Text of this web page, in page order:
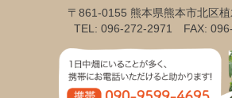
〒861-0155 熊本県熊本市北区
TEL: 096-272-2971 FAX: